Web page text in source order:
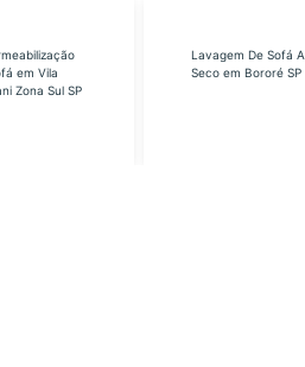
em Vila
Zona Sul SP
Lavagem De Sofá A
Seco em Bororé SP